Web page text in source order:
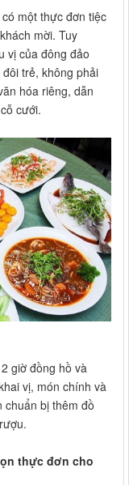
một thực đơn tiệc
mời. Tuy
vị của đông đảo
trẻ, không phải
hóa riêng, dẫn
cưới.
giờ đồng hồ và
vị, món chính và
chuẩn bị thêm đồ
thực đơn cho